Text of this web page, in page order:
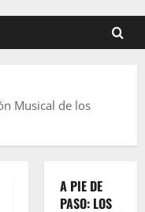
Musical de los
A PIE DE
PASO: LOS